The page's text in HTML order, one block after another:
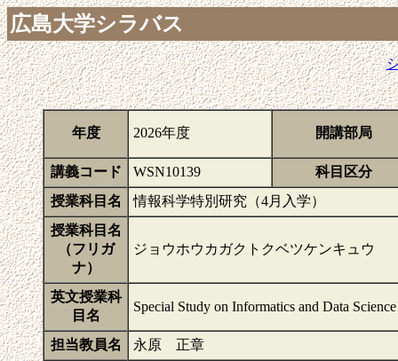
広島大学シラバス
年度 2026年度 開講部局
講義コード WSN10139
科目区分
授業科目名
情報科学特別研究（4月入学）
授業科目名
（フリガ
ナ）
ジョウホウカガクトクベツケンキュウ
英文授業科
目名
Special Study on Informatics and Data Science
担当教員名
永原 正章